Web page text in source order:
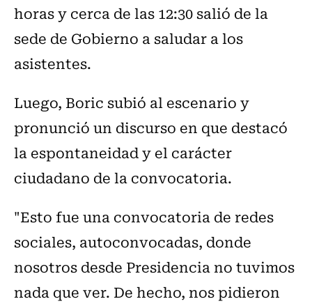
horas y cerca de las 12:30 salió de la
sede de Gobierno a saludar a los
asistentes.
Luego, Boric subió al escenario y
pronunció un discurso en que destacó
la espontaneidad y el carácter
ciudadano de la convocatoria.
"Esto fue una convocatoria de redes
sociales, autoconvocadas, donde
nosotros desde Presidencia no tuvimos
nada que ver. De hecho, nos pidieron